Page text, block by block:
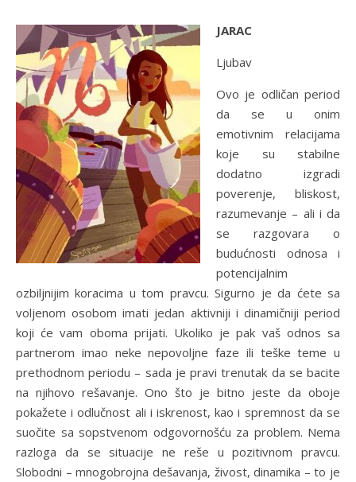
JARAC
Ljubav
Ovo je odličan period
da se u onim
emotivnim relacijama
koje su stabilne
dodatno izgradi
poverenje, bliskost,
razumevanje – ali i da
se razgovara o
budućnosti odnosa i
potencijalnim
ozbiljnijim koracima u tom pravcu. Sigurno je da ćete sa
voljenom osobom imati jedan aktivniji i dinamičniji period
koji će vam oboma prijati. Ukoliko je pak vaš odnos sa
partnerom imao neke nepovoljne faze ili teške teme u
prethodnom periodu – sada je pravi trenutak da se bacite
na njihovo rešavanje. Ono što je bitno jeste da oboje
pokažete i odlučnost ali i iskrenost, kao i spremnost da se
suočite sa sopstvenom odgovornošću za problem. Nema
razloga da se situacije ne reše u pozitivnom pravcu.
Slobodni – mnogobrojna dešavanja, živost, dinamika – to je